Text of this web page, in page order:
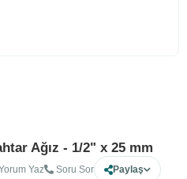
Ağız - 1/2" x 25 mm
Yaz Soru Sor Paylaş